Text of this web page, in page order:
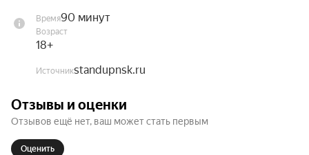
Время90 минут
Возраст
18+
Источникstandupnsk.ru
Отзывы и оценки
Отзывов ещё нет, ваш может стать первым
Оценить